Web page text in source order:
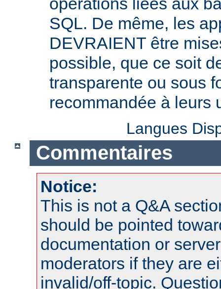
SQL. De même, les
DEVRAIENT être
possible, que ce soit
transparente ou sous
recommandée à leurs
Langues
Commentaires
Notice:
This is not a Q&A
should be pointed
documentation or
moderators if they are
invalid/off-topic.